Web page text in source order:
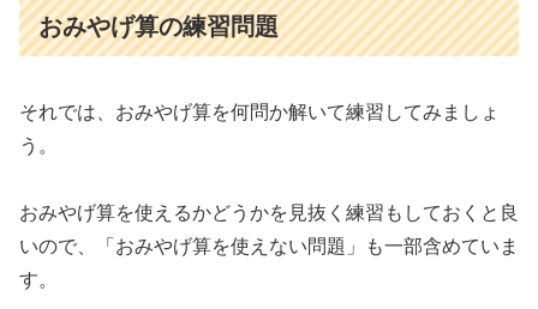
おみやげ算の練習問題
それでは、おみやげ算を何問か解いて練習してみましょ
う。
おみやげ算を使えるかどうかを見抜く練習もしておくと良
いので、「おみやげ算を使えない問題」も一部含めていま
す。